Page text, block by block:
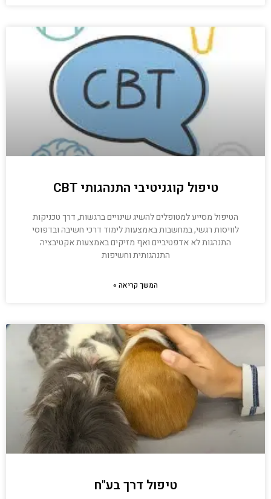
טיפול קוגניטיבי התנהגותי CBT
הטיפול מסייע למטופלים להשיג שינויים ברגשות, דרך טכניקות
לוויסות רגשי, במחשבות באמצעות לימוד דרכי חשיבה ובדפוסי
התנהגות לא אדפטיביים ואף מזיקים באמצעות אקטיבציה
התנהגותית וחשיפות
המשך קריאה »
טיפול דרך בע"ח